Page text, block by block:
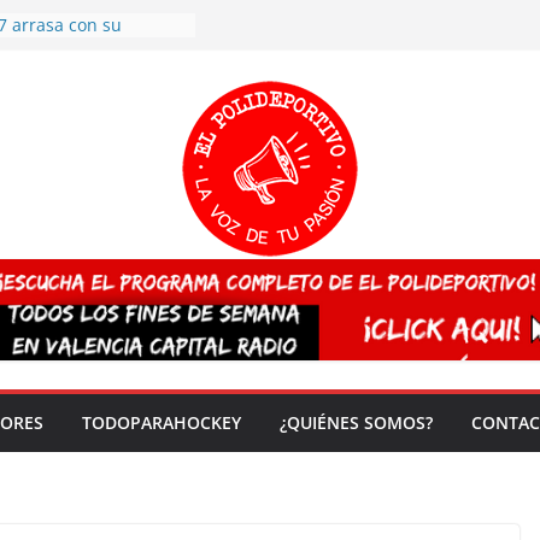
arrasa con su
España sub20
del mundo
vez!
TODOPARAHOCKEY ¿QUIÉNES SOMOS?